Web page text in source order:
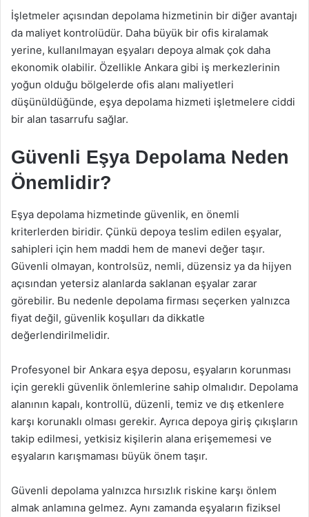
İşletmeler açısından depolama hizmetinin bir diğer avantajı
da maliyet kontrolüdür. Daha büyük bir ofis kiralamak
yerine, kullanılmayan eşyaları depoya almak çok daha
ekonomik olabilir. Özellikle Ankara gibi iş merkezlerinin
yoğun olduğu bölgelerde ofis alanı maliyetleri
düşünüldüğünde, eşya depolama hizmeti işletmelere ciddi
bir alan tasarrufu sağlar.
Güvenli Eşya Depolama Neden
Önemlidir?
Eşya depolama hizmetinde güvenlik, en önemli
kriterlerden biridir. Çünkü depoya teslim edilen eşyalar,
sahipleri için hem maddi hem de manevi değer taşır.
Güvenli olmayan, kontrolsüz, nemli, düzensiz ya da hijyen
açısından yetersiz alanlarda saklanan eşyalar zarar
görebilir. Bu nedenle depolama firması seçerken yalnızca
fiyat değil, güvenlik koşulları da dikkatle
değerlendirilmelidir.
Profesyonel bir Ankara eşya deposu, eşyaların korunması
için gerekli güvenlik önlemlerine sahip olmalıdır. Depolama
alanının kapalı, kontrollü, düzenli, temiz ve dış etkenlere
karşı korunaklı olması gerekir. Ayrıca depoya giriş çıkışların
takip edilmesi, yetkisiz kişilerin alana erişememesi ve
eşyaların karışmaması büyük önem taşır.
Güvenli depolama yalnızca hırsızlık riskine karşı önlem
almak anlamına gelmez. Aynı zamanda eşyaların fiziksel